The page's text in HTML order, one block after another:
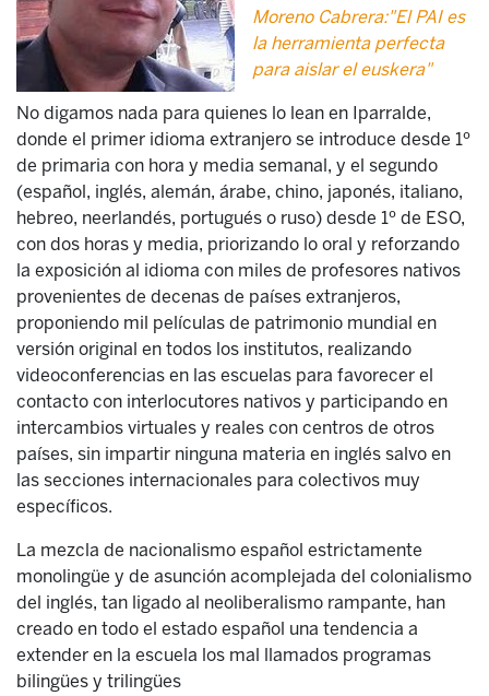
Moreno Cabrera:"El PAI es
la herramienta perfecta
para aislar el euskera"
No digamos nada para quienes lo lean en Iparralde,
donde el primer idioma extranjero se introduce desde 1º
de primaria con hora y media semanal, y el segundo
(español, inglés, alemán, árabe, chino, japonés, italiano,
hebreo, neerlandés, portugués o ruso) desde 1º de ESO,
con dos horas y media, priorizando lo oral y reforzando
la exposición al idioma con miles de profesores nativos
provenientes de decenas de países extranjeros,
proponiendo mil películas de patrimonio mundial en
versión original en todos los institutos, realizando
videoconferencias en las escuelas para favorecer el
contacto con interlocutores nativos y participando en
intercambios virtuales y reales con centros de otros
países, sin impartir ninguna materia en inglés salvo en
las secciones internacionales para colectivos muy
específicos.
La mezcla de nacionalismo español estrictamente
monolingüe y de asunción acomplejada del colonialismo
del inglés, tan ligado al neoliberalismo rampante, han
creado en todo el estado español una tendencia a
extender en la escuela los mal llamados programas
bilingües y trilingües